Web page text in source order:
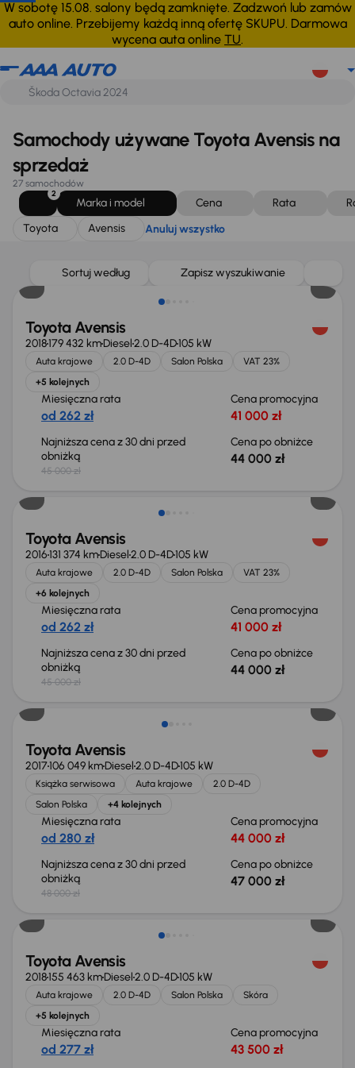
W sobotę 15.08. salony będą zamknięte. Zadzwoń lub zamów
auto online. Przebijemy każdą inną ofertę SKUPU. Darmowa
wycena auta online TU.
Toyota Avensis Anuluj wszystko
Samochody używane Toyota Avensis na
sprzedaż
27 samochodów
2
Marka i model Cena Rata
Toyota
Avensis Anuluj wszystko
Sortuj według Zapisz wyszukiwanie
Taniej o 1 000 zł
Toyota Avensis
2018179 432 kmDiesel2.0 D-4D105 kW
Auta krajowe 2.0 D-4D Salon Polska
VAT 23%
+5 kolejnych
Miesięczna rata
od 262 zł
Cena promocyjna
41 000 zł
Najniższa cena z 30 dni przed
obniżką
45 000 zł
Cena po obniżce
44 000 zł
Taniej o 1 000 zł
Toyota Avensis
2016131 374 kmDiesel2.0 D-4D105 kW
Auta krajowe 2.0 D-4D Salon Polska
VAT 23%
+6 kolejnych
Miesięczna rata
od 262 zł
Cena promocyjna
41 000 zł
Najniższa cena z 30 dni przed
obniżką
45 000 zł
Cena po obniżce
44 000 zł
Taniej o 1 000 zł
Toyota Avensis
2017106 049 kmDiesel2.0 D-4D105 kW
Książka serwisowa Auta krajowe
2.0 D-4D
Salon Polska
+4 kolejnych
Miesięczna rata
od 280 zł
Cena promocyjna
44 000 zł
Najniższa cena z 30 dni przed
obniżką
48 000 zł
Cena po obniżce
47 000 zł
Taniej o 1 000 zł
Toyota Avensis
2018155 463 kmDiesel2.0 D-4D105 kW
Auta krajowe 2.0 D-4D Salon Polska
Skóra
+5 kolejnych
Miesięczna rata
od 277 zł
Cena promocyjna
43 500 zł